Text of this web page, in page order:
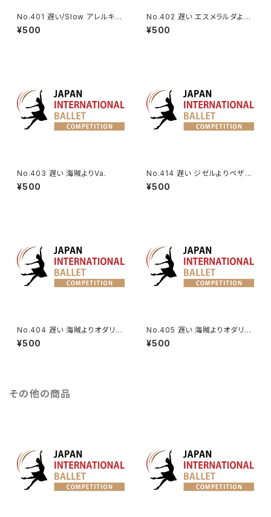
No.401 遅い/Slow アレルキナ
ーダよりコロンビーヌのVa. | H
arlequinade Variation
¥500
No.402 遅い エスメラルダより
Va.(タンバリン)
¥500
No.403 遅い 海賊よりVa.
¥500
No.414 遅い ジゼルよりペザン
トのVa. Ver2
¥500
No.404 遅い 海賊よりオダリス
クの第2Va.
¥500
No.405 遅い 海賊よりオダリス
クの第3Va.
¥500
その他の商品